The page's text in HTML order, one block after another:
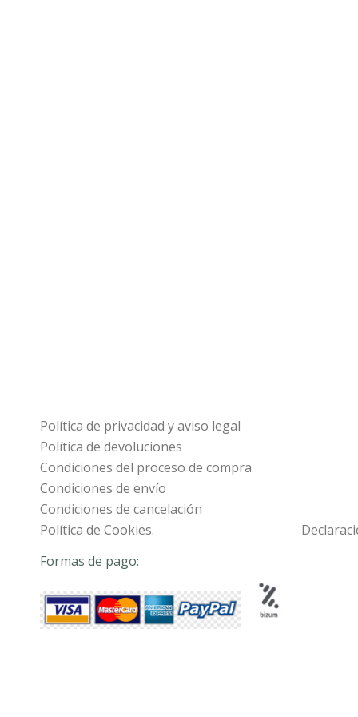
Política de privacidad y aviso legal
Política de devoluciones
Condiciones del proceso de compra
Condiciones de envío
Condiciones de cancelación
Política de Cookies.
Formas de pago: